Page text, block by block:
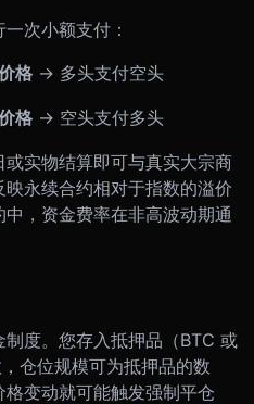
次小额支付：
格 → 多头支付空头
格 → 空头支付多头
实物结算即可与真实大宗商
永续合约相对于指数的溢价
，资金费率在非高波动期通
度。您存入抵押品（BTC 或
仓位规模可为抵押品的数
变动就可能触发强制平仓